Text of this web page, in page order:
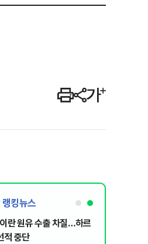
킹뉴스
란 원유 수출 차질…하르
적 중단